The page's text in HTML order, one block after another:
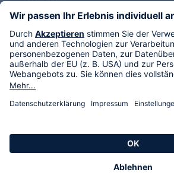
Im TV
HSE International